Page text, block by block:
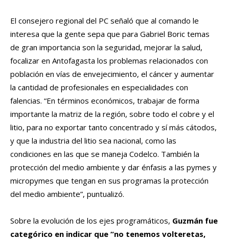
El consejero regional del PC señaló que al comando le
interesa que la gente sepa que para Gabriel Boric temas
de gran importancia son la seguridad, mejorar la salud,
focalizar en Antofagasta los problemas relacionados con
población en vías de envejecimiento, el cáncer y aumentar
la cantidad de profesionales en especialidades con
falencias. “En términos económicos, trabajar de forma
importante la matriz de la región, sobre todo el cobre y el
litio, para no exportar tanto concentrado y sí más cátodos,
y que la industria del litio sea nacional, como las
condiciones en las que se maneja Codelco. También la
protección del medio ambiente y dar énfasis a las pymes y
micropymes que tengan en sus programas la protección
del medio ambiente”, puntualizó.
Sobre la evolución de los ejes programáticos, Guzmán fue
categórico en indicar que “no tenemos volteretas,